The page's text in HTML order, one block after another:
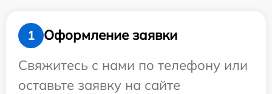
1
Оформление заявки
Свяжитесь с нами по телефону или
оставьте заявку на сайте